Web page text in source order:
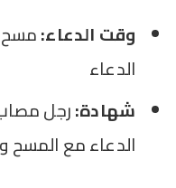
وقت الدعاء:مسح
الدعاء
شهادة:رجل
الدعاء مع